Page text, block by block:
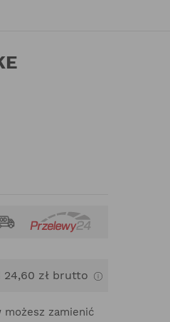
24,60 zł brutto
możesz zamienić